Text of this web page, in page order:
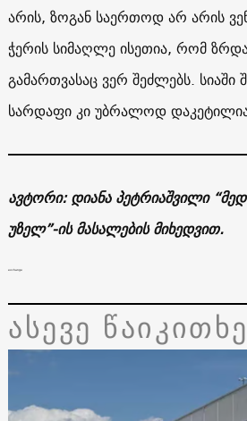
არის, ზოგან საერთოდ არ არის
ჭერის სიმაღლე ისეთია, რომ
გამართვასაც ვერ შეძლებს.
სარდაფი კი უბრალოდ
ავტორი: დიანა პეტრიაშვილი
უზელ”-ის მასალების მიხედვით.
exchange
ასევე